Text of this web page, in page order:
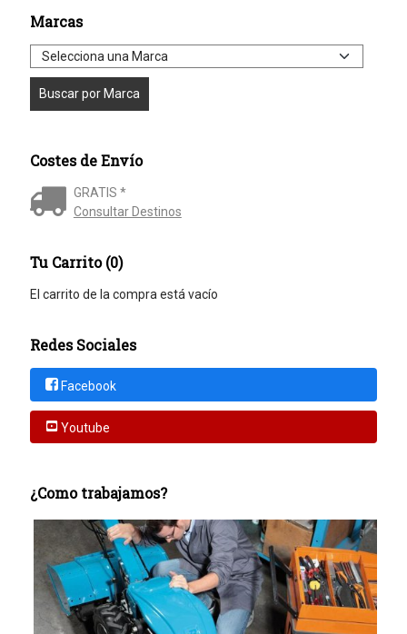
Marcas
Costes de Envío
GRATIS *
Consultar Destinos
Tu Carrito (0)
El carrito de la compra está vacío
Redes Sociales
Facebook
Youtube
¿Como trabajamos?